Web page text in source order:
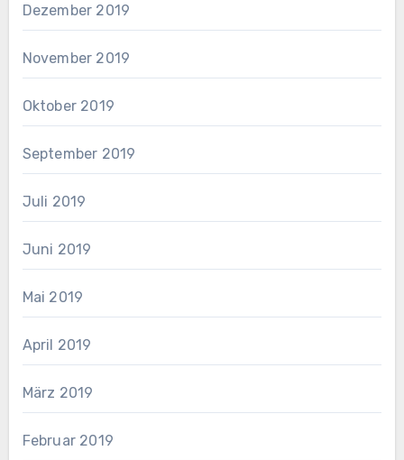
Dezember 2019
November 2019
Oktober 2019
September 2019
Juli 2019
Juni 2019
Mai 2019
April 2019
März 2019
Februar 2019